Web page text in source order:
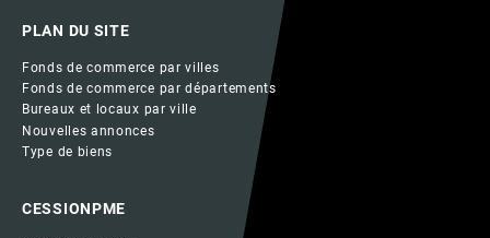
PLAN DU SITE
Fonds de commerce par villes
Fonds de commerce par départements
Bureaux et locaux par ville
Nouvelles annonces
Type de biens
CESSIONPME